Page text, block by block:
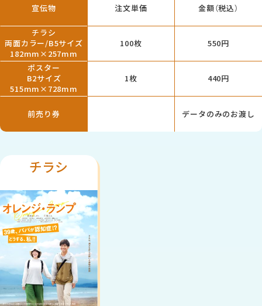
宣伝物 注文単価 金額（税込）
チラシ
両面カラー/B5サイズ
182mm×257mm
100枚 550円
ポスター
B2サイズ
515mm×728mm
1枚 440円
前売り券 データのみのお渡し
チラシ